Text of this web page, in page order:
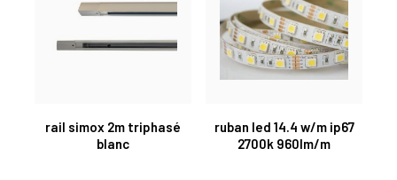
rail simox 2m triphasé
blanc
ruban led 14.4 w/m ip67
2700k 960lm/m